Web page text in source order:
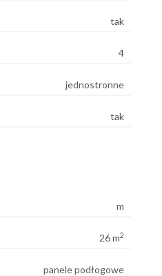
tak
4
jednostronne
tak
m
26 m2
panele podłogowe